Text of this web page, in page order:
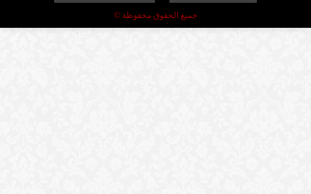
جميع الحقوق محفوظة ©